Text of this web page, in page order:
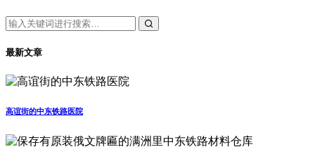
最新文章
高谊街的中东铁路医院